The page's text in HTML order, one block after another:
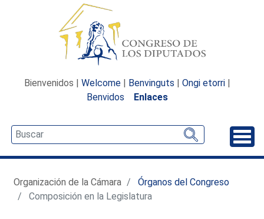
Bienvenidos | Welcome | Benvinguts | Ongi etorri |
Benvidos
Enlaces
Organización de la Cámara
Órganos del Congreso
Composición en la Legislatura